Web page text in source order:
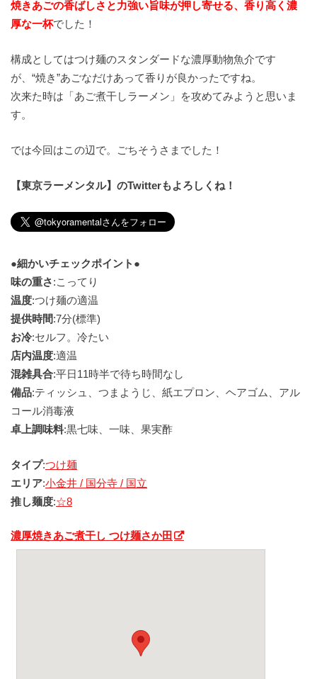
焼きあごの香ばしさと力強い旨味が押し寄せる、香り高く濃
厚な一杯でした！
構成としてはつけ麺のスタンダードな濃厚動物魚介です
が、“焼き”あごなだけあって香りが良かったですね。
次来た時は「あご煮干しラーメン」を攻めてみようと思いま
す。
では今回はこの辺で。ごちそうさまでした！
【東京ラーメンタル】のTwitterもよろしくね！
●細かいチェックポイント●
味の重さ:こってり
温度:つけ麺の適温
提供時間:7分(標準)
お冷:セルフ。冷たい
店内温度:適温
混雑具合:平日11時半で待ち時間なし
備品:ティッシュ、つまようじ、紙エプロン、ヘアゴム、アル
コール消毒液
卓上調味料:黒七味、一味、果実酢
タイプ:つけ麺
エリア:小金井 / 国分寺 / 国立
推し麺度:☆8
濃厚焼きあご煮干し つけ麺さか田